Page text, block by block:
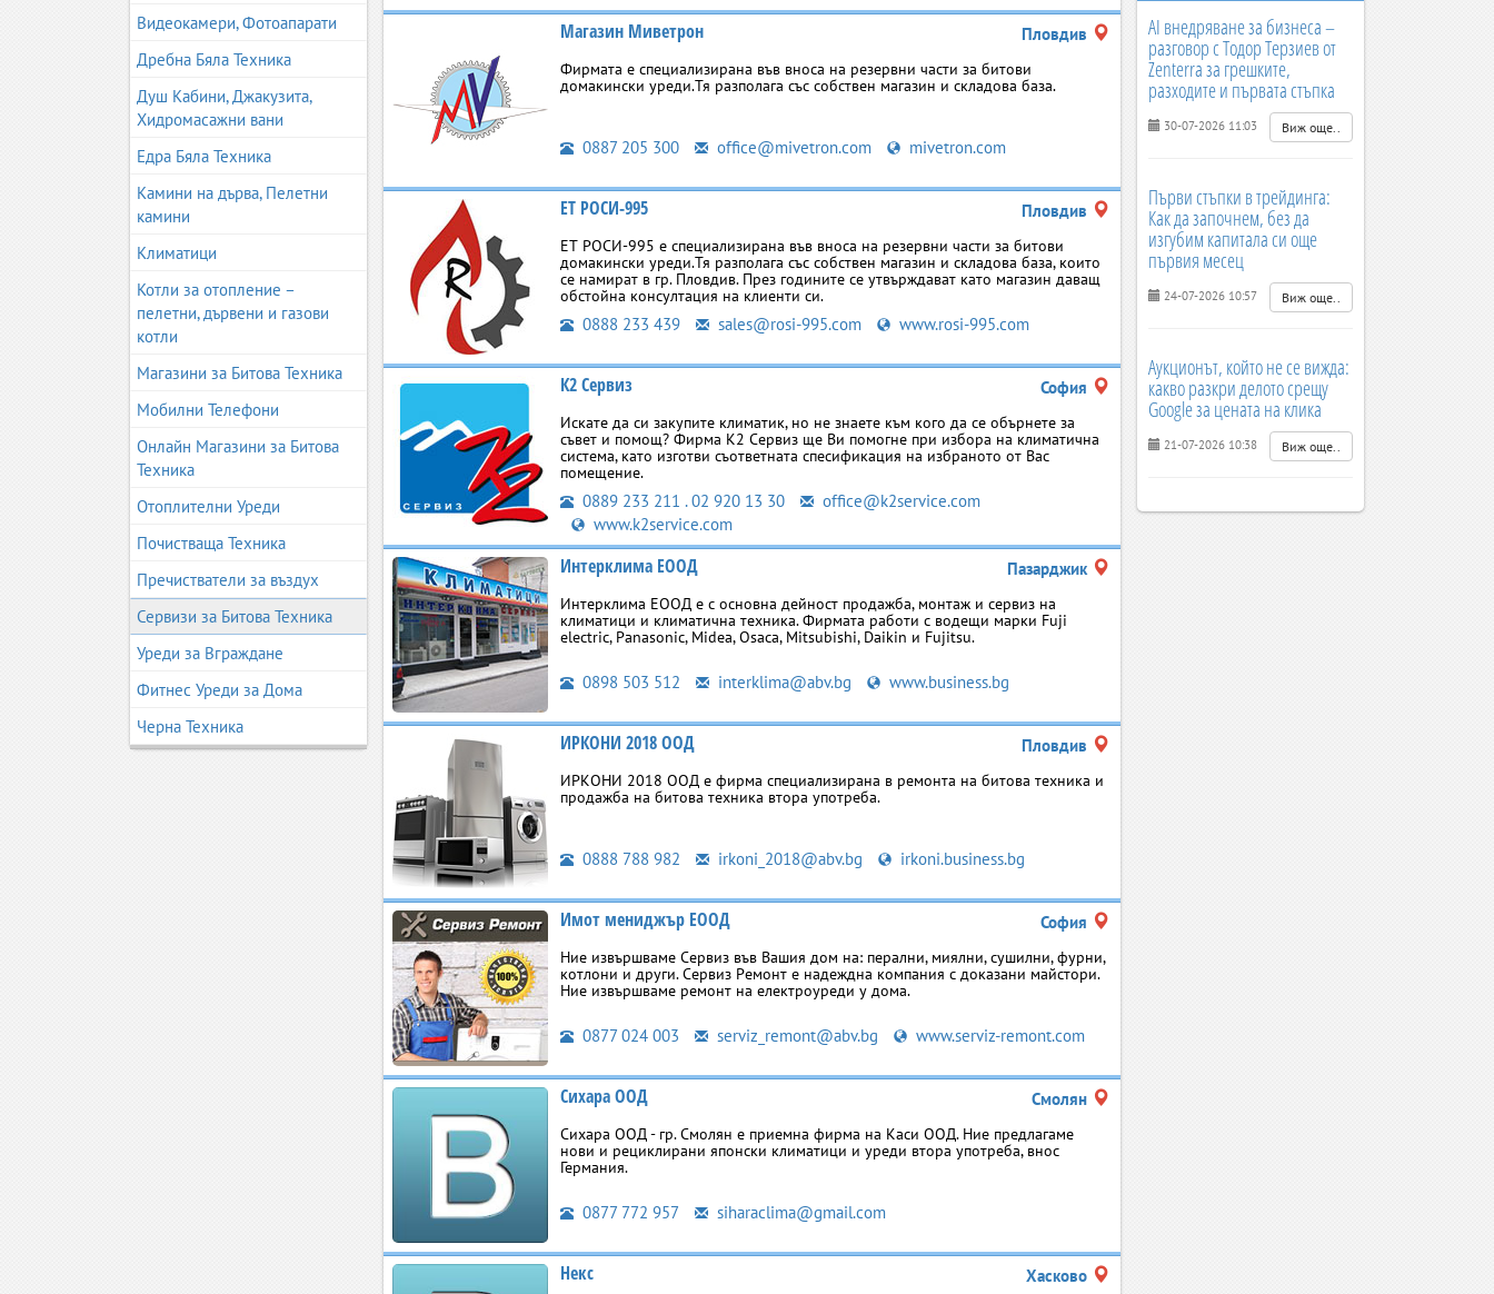
Видеокамери, Фотоапарати
Дребна Бяла Техника
Душ Кабини, Джакузита,
Хидромасажни вани
Едра Бяла Техника
Камини на дърва, Пелетни
камини
Климатици
Котли за отопление –
пелетни, дървени и газови
котли
Магазини за Битова Техника
Мобилни Телефони
Онлайн Магазини за Битова
Техника
Отоплителни Уреди
Почистваща Техника
Пречистватели за въздух
Сервизи за Битова Техника
Уреди за Вграждане
Фитнес Уреди за Дома
Черна Техника
Магазин Миветрон Пловдив
Фирмата е специализирана във вноса на резервни части за битови
домакински уреди.Тя разполага със собствен магазин и складова база.
0887 205 300 office@mivetron.com mivetron.com
ЕТ РОСИ-995 Пловдив
ЕТ РОСИ-995 е специализирана във вноса на резервни части за битови
домакински уреди.Тя разполага със собствен магазин и складова база, които
се намират в гр. Пловдив. През годините се утвърждават като магазин даващ
обстойна консултация на клиенти си.
0888 233 439 sales@rosi-995.com www.rosi-995.com
К2 Сервиз София
Искате да си закупите климатик, но не знаете към кого да се обърнете за
съвет и помощ? Фирма К2 Сервиз ще Ви помогне при избора на климатична
система, като изготви съответната спесификация на избраното от Вас
помещение.
0889 233 211 . 02 920 13 30
office@k2service.com
www.k2service.com
Интерклима ЕООД Пазарджик
Интерклима ЕООД е с основна дейност продажба, монтаж и сервиз на
климатици и климатична техника. Фирмата работи с водещи марки Fuji
electric, Panasonic, Midea, Osaca, Mitsubishi, Daikin и Fujitsu.
0898 503 512 interklima@abv.bg www.business.bg
ИРКОНИ 2018 ООД Пловдив
ИРКОНИ 2018 ООД е фирма специализирана в ремонта на битова техника и
продажба на битова техника втора употреба.
0888 788 982 irkoni_2018@abv.bg irkoni.business.bg
Имот мениджър ЕООД София
Ние извършваме Сервиз във Вашия дом на: перални, миялни, сушилни, фурни,
котлони и други. Сервиз Ремонт е надеждна компания с доказани майстори.
Ние извършваме ремонт на електроуреди у дома.
0877 024 003 serviz_remont@abv.bg www.serviz-remont.com
Сихара ООД Смолян
Сихара ООД - гр. Смолян е приемна фирма на Каси ООД. Ние предлагаме
нови и рециклирани японски климатици и уреди втора употреба, внос
Германия.
0877 772 957 siharaclima@gmail.com
Некс Хасково
AI внедряване за бизнеса –
разговор с Тодор Терзиев от
Zenterra за грешките,
разходите и първата стъпка
30-07-2026 11:03 Виж още..
Първи стъпки в трейдинга:
Как да започнем, без да
изгубим капитала си още
първия месец
24-07-2026 10:57 Виж още..
Аукционът, който не се вижда:
какво разкри делото срещу
Google за цената на клика
21-07-2026 10:38 Виж още..